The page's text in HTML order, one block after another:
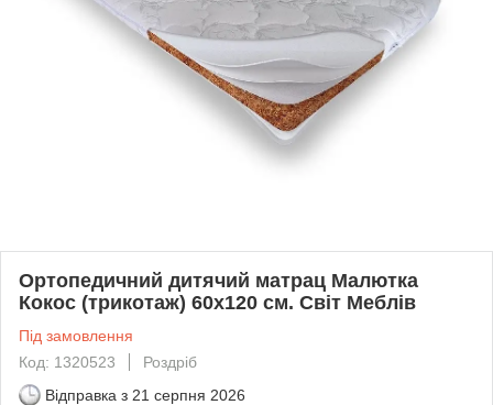
Ортопедичний дитячий матрац Малютка
Кокос (трикотаж) 60х120 см. Світ Меблів
Під замовлення
Код: 1320523
Роздріб
Відправка з 21 серпня 2026